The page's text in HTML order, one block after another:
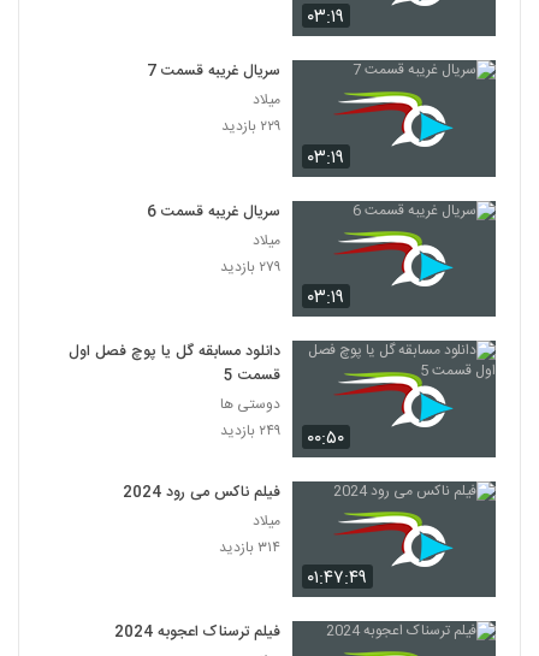
۰۳:۱۹
۰۳:۱۹
سریال غریبه قسمت 7
میلاد
۲۲۹ بازدید
۰۳:۱۹
سریال غریبه قسمت 6
میلاد
۲۷۹ بازدید
۰۰:۵۰
دانلود مسابقه گل یا پوچ فصل اول
قسمت 5
دوستی ها
۲۴۹ بازدید
۰۱:۴۷:۴۹
فیلم ناکس می رود 2024
میلاد
۳۱۴ بازدید
فیلم ترسناک اعجوبه 2024